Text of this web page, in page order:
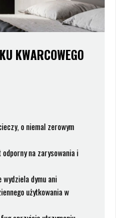
KWARCOWEGO
o niemal zerowym
na zarysowania i
dymu ani
użytkowania w